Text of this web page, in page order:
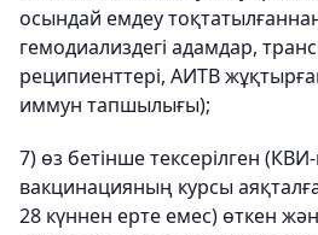
осындай емдеу
гемодиализдегі адамдар,
реципиенттері, АИТВ
иммун тапшылығы);
7) өз бетінше тексерілген
вакцинацияның курсы
28 күннен ерте емес) өткен